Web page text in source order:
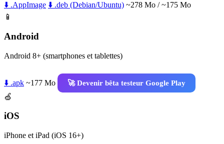
⬇️ .AppImage ⬇️ .deb (Debian/Ubuntu) ~278 Mo / ~175 Mo
📱
Android
Android 8+ (smartphones et tablettes)
⬇️ .apk ~177 Mo
🚀 Devenir bêta testeur Google Play
🍏
iOS
iPhone et iPad (iOS 16+)